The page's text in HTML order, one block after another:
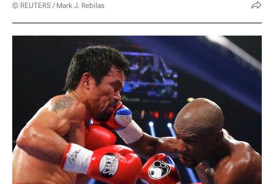
© REUTERS / Mark J. Rebilas